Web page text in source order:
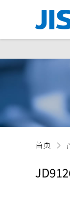
首页